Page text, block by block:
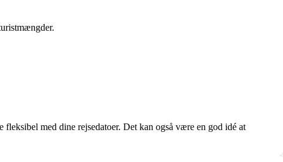
med dine rejsedatoer. Det kan også være en god idé at